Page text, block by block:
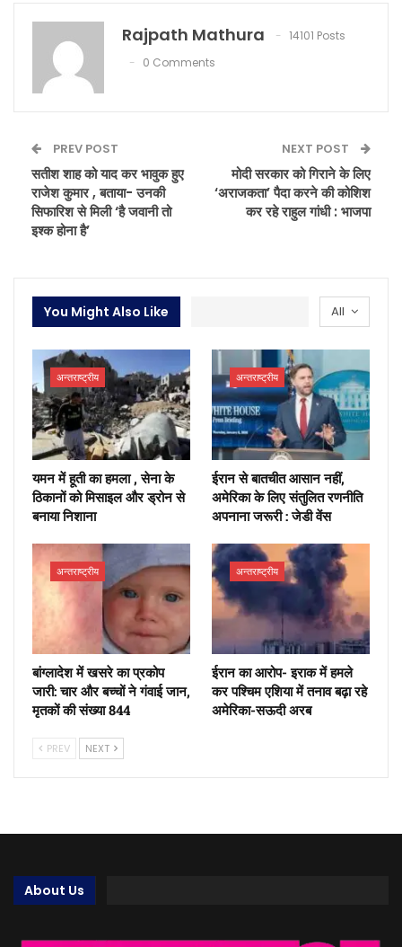
Rajpath Mathura
14101 Posts
0 Comments
PREV POST
सतीश शाह को याद कर भावुक हुए
राजेश कुमार , बताया- उनकी
सिफारिश से मिली ‘है जवानी तो
इश्क होना है’
NEXT POST
मोदी सरकार को गिराने के लिए
‘अराजकता’ पैदा करने की कोशिश
कर रहे राहुल गांधी : भाजपा
All
You Might Also Like
अन्तराष्ट्रीय
यमन में हूती का हमला , सेना के
ठिकानों को मिसाइल और ड्रोन से
बनाया न‍िशाना
अन्तराष्ट्रीय
ईरान से बातचीत आसान नहीं,
अमेरिका के लिए संतुलित रणनीति
अपनाना जरूरी : जेडी वेंस
अन्तराष्ट्रीय
बांग्लादेश में खसरे का प्रकोप
जारी: चार और बच्चों ने गंवाई जान,
मृतकों की संख्या 844
अन्तराष्ट्रीय
ईरान का आरोप- इराक में हमले
कर पश्चिम एशिया में तनाव बढ़ा रहे
अमेरिका-सऊदी अरब
PREV NEXT
About Us